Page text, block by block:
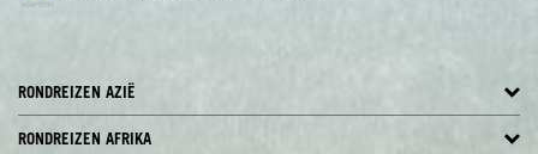
RONDREIZEN AZIË
RONDREIZEN AFRIKA